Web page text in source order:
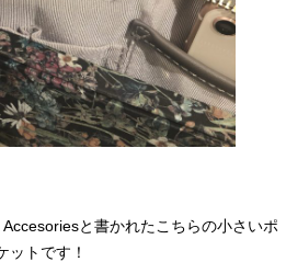
と書かれたこちらの小さいポ
ットです！